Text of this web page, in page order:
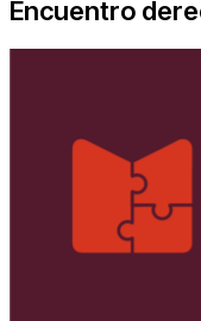
Encuentro